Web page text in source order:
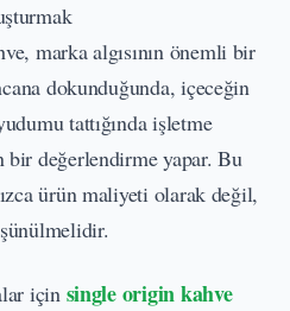
marka algısının önemli bir
dokunduğunda, içeceğin
tattığında işletme
bir değerlendirme yapar. Bu
ürün maliyeti olarak değil,
için single origin kahve